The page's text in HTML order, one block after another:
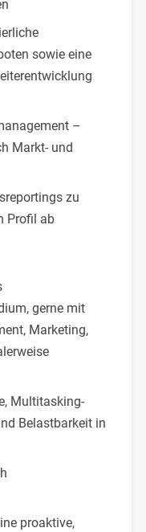
sowie eine
–
Markt- und
zu
Profil ab
gerne mit
Marketing,
Multitasking-
Belastbarkeit in
proaktive,